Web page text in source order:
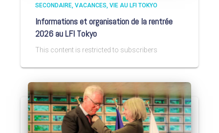
SECONDAIRE VACANCES VIE AU LFI TOKYO
Informations et organisation de la rentrée
2026 au LFI Tokyo
This content is restricted to subscribers